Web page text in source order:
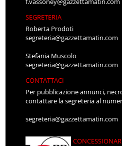
SEGRETERIA
Roberta Prodoti
segreteria@gazzettamatin.com
Stefania Muscolo
segreteria@gazzettamatin.com
CONTATTACI
Per pubblicazione annunci,
contattare la segreteria al
segreteria@gazzettamatin.com